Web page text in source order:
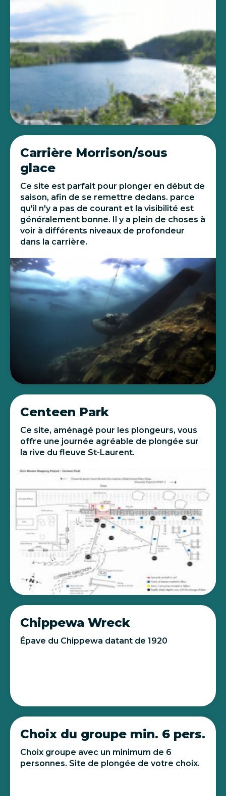
Carrière Morrison/sous
glace
Ce site est parfait pour plonger en début de
saison, afin de se remettre dedans. parce
qu'il n'y a pas de courant et la visibilité est
généralement bonne. Il y a plein de choses à
voir à différents niveaux de profondeur
dans la carrière.
Centeen Park
Ce site, aménagé pour les plongeurs, vous
offre une journée agréable de plongée sur
la rive du fleuve St-Laurent.
Chippewa Wreck
Épave du Chippewa datant de 1920
Choix du groupe min. 6 pers.
Choix groupe avec un minimum de 6
personnes. Site de plongée de votre choix.